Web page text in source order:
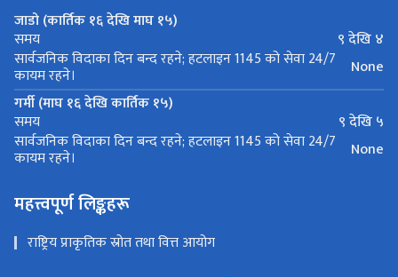
जाडो (कार्तिक १६ देखि माघ १५)
समय
९ देखि ४
सार्वजनिक विदाका दिन बन्द रहने; हटलाइन 1145 को सेवा 24/7
कायम रहने।
None
गर्मी (माघ १६ देखि कार्तिक १५)
समय
९ देखि ५
सार्वजनिक विदाका दिन बन्द रहने; हटलाइन 1145 को सेवा 24/7
कायम रहने। None
महत्त्वपूर्ण लिङ्कहरू
राष्ट्रिय प्राकृतिक स्रोत तथा वित्त आयोग